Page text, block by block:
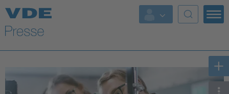
Top Themen
Fokusthemen
Energy